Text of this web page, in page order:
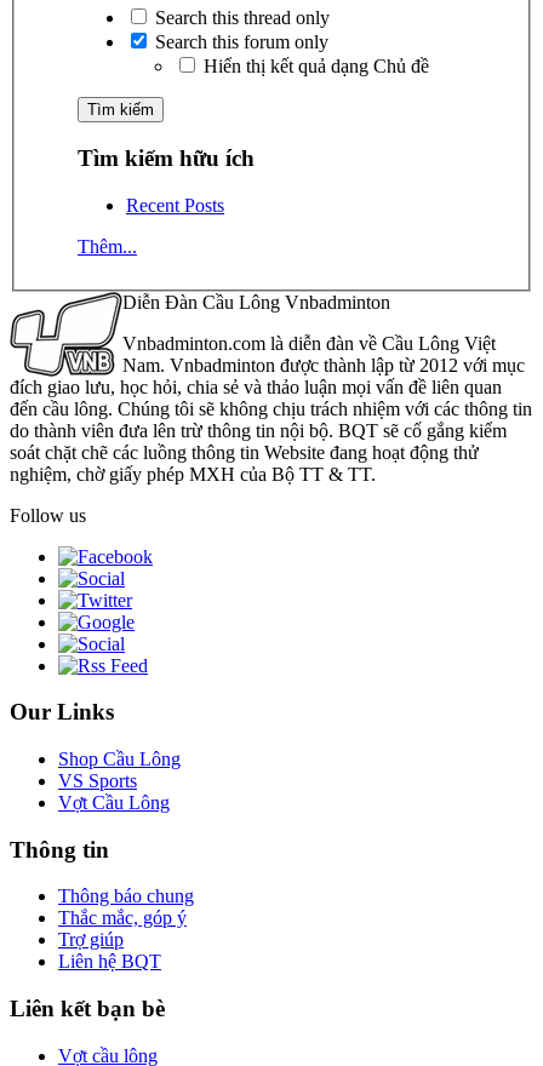
Search this thread only
Search this forum only
Hiển thị kết quả dạng Chủ đề
Tìm kiếm hữu ích
Recent Posts
Thêm...
Diễn Đàn Cầu Lông Vnbadminton
Vnbadminton.com là diễn đàn về Cầu Lông Việt
Nam. Vnbadminton được thành lập từ 2012 với mục
đích giao lưu, học hỏi, chia sẻ và thảo luận mọi vấn đề liên quan
đến cầu lông. Chúng tôi sẽ không chịu trách nhiệm với các thông tin
do thành viên đưa lên trừ thông tin nội bộ. BQT sẽ cố gắng kiểm
soát chặt chẽ các luồng thông tin Website đang hoạt động thử
nghiệm, chờ giấy phép MXH của Bộ TT & TT.
Follow us
Our Links
Shop Cầu Lông
VS Sports
Vợt Cầu Lông
Thông tin
Thông báo chung
Thắc mắc, góp ý
Trợ giúp
Liên hệ BQT
Liên kết bạn bè
Vợt cầu lông